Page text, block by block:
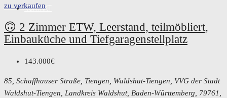
KONTAKT
zu verkaufen
🙃 2 Zimmer ETW, Leerstand, teilmöbliert,
Einbauküche und Tiefgaragenstellplatz
143.000€
85, Schaffhauser Straße, Tiengen, Waldshut-Tiengen, VVG der Stadt
Waldshut-Tiengen, Landkreis Waldshut, Baden-Württemberg, 79761,